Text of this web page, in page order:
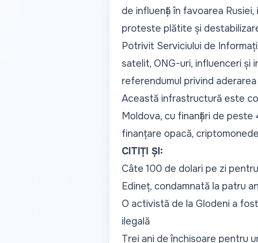
de influență în favoarea
proteste plătite și
Potrivit Serviciului de
satelit, ONG-uri, influenceri și
referendumul privind aderarea
Această infrastructură este
Moldova, cu finanțări de
finanțare opacă,
CITIȚI ȘI:
Câte 100 de dolari pe zi
Edineț, condamnată la patru
O activistă de la Glodeni a
ilegală
Trei ani de închisoare pentru